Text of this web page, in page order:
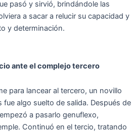
pasó y sirvió, brindándole las
a sacar a relucir su capacidad y
y determinación.
ante el complejo tercero
para lancear al tercero, un novillo
fue algo suelto de salida. Después de
a pasarlo genuflexo,
Continuó en el tercio, tratando